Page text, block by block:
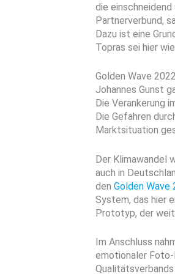
die einschneidend
Partnerverbund,
Dazu ist eine
Topras sei hier
Golden Wave
Johannes Gunst
Die Verankerung
Die Gefahren
Marktsituation
Der Klimawandel
auch in
den Golden Wave
System, das hier
Prototyp, der
Im Anschluss
emotionaler